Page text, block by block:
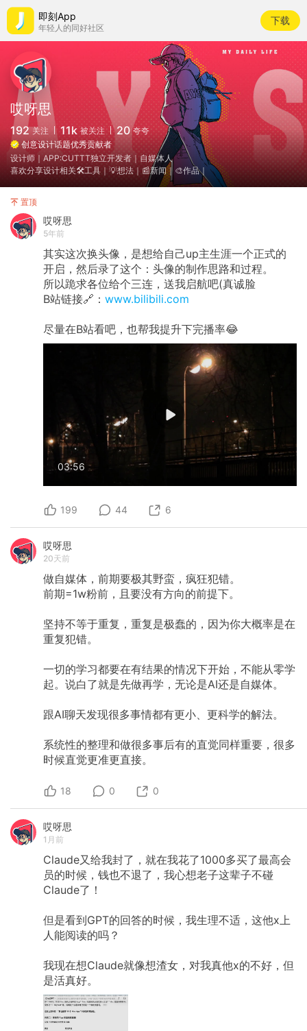
即刻App
年轻人的同好社区
下载
哎呀思
192 关注 11k 被关注 20 夸夸
创意设计话题优秀贡献者
设计师｜APP:CUTTT独立开发者｜自媒体人
喜欢分享设计相关🛠工具｜💡想法｜📰新闻｜🎨作品｜
置顶
哎呀思
5年前
其实这次换头像，是想给自己up主生涯一个正式的
开启，然后录了这个：头像的制作思路和过程。
所以跪求各位给个三连，送我启航吧(真诚脸
B站链接🔗： www.bilibili.com
尽量在B站看吧，也帮我提升下完播率😂
03:56
199 44 6
哎呀思
20天前
做自媒体，前期要极其野蛮，疯狂犯错。
前期=1w粉前，且要没有方向的前提下。
坚持不等于重复，重复是极蠢的，因为你大概率是在
重复犯错。
一切的学习都要在有结果的情况下开始，不能从零学
起。说白了就是先做再学，无论是AI还是自媒体。
跟AI聊天发现很多事情都有更小、更科学的解法。
系统性的整理和做很多事后有的直觉同样重要，很多
时候直觉更准更直接。
18 0 0
哎呀思
1月前
Claude又给我封了，就在我花了1000多买了最高会
员的时候，钱也不退了，我心想老子这辈子不碰
Claude了！
但是看到GPT的回答的时候，我生理不适，这他x上
人能阅读的吗？
我现在想Claude就像想渣女，对我真他x的不好，但
是活真好。